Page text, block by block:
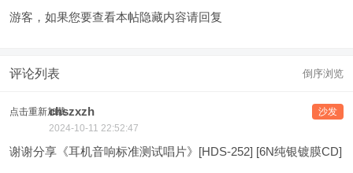
游客，如果您要查看本帖隐藏内容请回复
评论列表 倒序浏览
点击重新加载 沙发
chszxzh
2024-10-11 22:52:47
谢谢分享《耳机音响标准测试唱片》[HDS-252] [6N纯银镀膜CD]